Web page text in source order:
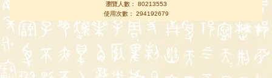
瀏覽人數： 80213553
使用次數： 294192679